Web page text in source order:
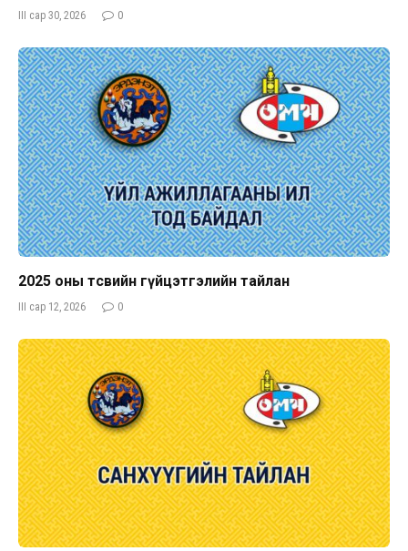
III сар 30, 2026 0
2025 оны төсвийн гүйцэтгэлийн тайлан
III сар 12, 2026 0